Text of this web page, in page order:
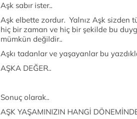
Aşk sabır ister..
Aşk elbette zordur. Yalnız Aşk sizden
hiç bir zaman ve hiç bir şekilde bu
mümkün değildir..
Aşkı tadanlar ve yaşayanlar bu
AŞKA DEĞER..
Sonuç olarak..
AŞK YAŞAMINIZIN HANGİ